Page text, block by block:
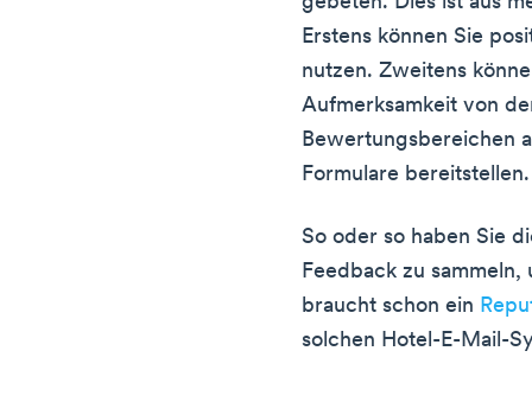
Erstens können Sie
nutzen. Zweitens
Aufmerksamkeit von
Bewertungsbereichen
Formulare bereitstellen.
So oder so haben Sie
Feedback zu
braucht schon ein
solchen Hotel-E-Mail-